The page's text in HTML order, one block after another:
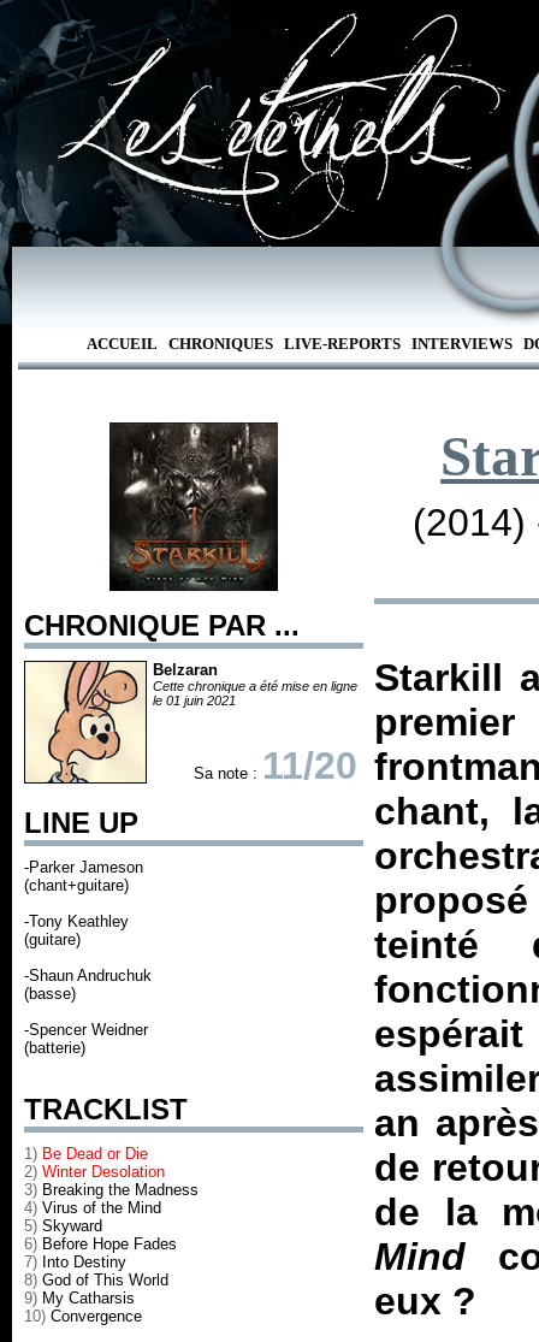
ACCUEIL CHRONIQUES LIVE-REPORTS INTERVIEWS
CHRONIQUE PAR ...
Belzaran
Cette chronique a été mise en ligne
le 01 juin 2021
Sa note : 11/20
LINE UP
-Parker Jameson
(chant+guitare)
-Tony Keathley
(guitare)
-Shaun Andruchuk
(basse)
-Spencer Weidner
(batterie)
TRACKLIST
1) Be Dead or Die
2) Winter Desolation
3) Breaking the Madness
4) Virus of the Mind
5) Skyward
6) Before Hope Fades
7) Into Destiny
8) God of This World
9) My Catharsis
10) Convergence
Starkill
chant,
teinté
an
de
de la
Mind
eux ?